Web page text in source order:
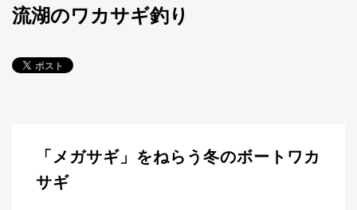
流湖のワカサギ釣り
「メガサギ」をねらう冬のボートワカ
サギ
HOT
釣具
か
ら›